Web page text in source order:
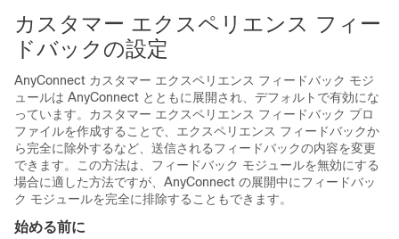
カスタマー エクスペリエンス フィー
ドバックの設定
AnyConnect カスタマー エクスペリエンス フィードバック モジ
ュールは AnyConnect とともに展開され、デフォルトで有効にな
っています。カスタマー エクスペリエンス フィードバック プロ
ファイルを作成することで、エクスペリエンス フィードバックか
ら完全に除外するなど、送信されるフィードバックの内容を変更
できます。この方法は、フィードバック モジュールを無効にする
場合に適した方法ですが、AnyConnect の展開中にフィードバッ
ク モジュールを完全に排除することもできます。
始める前に